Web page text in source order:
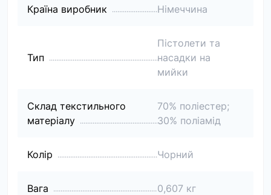
Країна виробник Німеччина
Тип
Пістолети та
насадки на
мийки
Склад текстильного
матеріалу
70% поліестер;
30% поліамід
Колір Чорний
Вага 0,607 кг